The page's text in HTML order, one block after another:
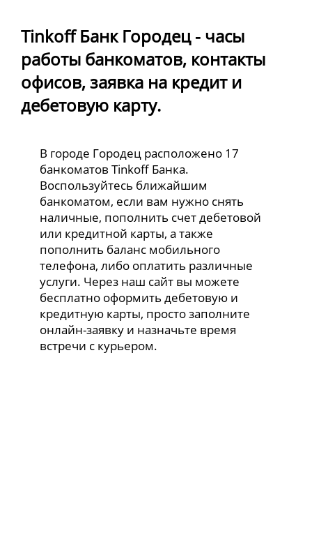
Tinkoff Банк Городец - часы
работы банкоматов, контакты
офисов, заявка на кредит и
дебетовую карту.
В городе Городец расположено 17
банкоматов Tinkoff Банка.
Воспользуйтесь ближайшим
банкоматом, если вам нужно снять
наличные, пополнить счет дебетовой
или кредитной карты, а также
пополнить баланс мобильного
телефона, либо оплатить различные
услуги. Через наш сайт вы можете
бесплатно оформить дебетовую и
кредитную карты, просто заполните
онлайн-заявку и назначьте время
встречи с курьером.